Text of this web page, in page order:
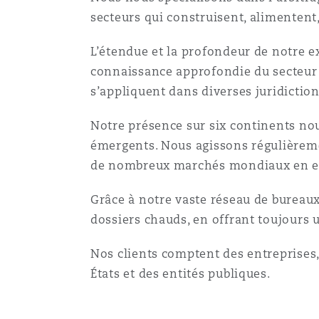
Couverture d’assurance
Entretien, réparation et
Droit aérien commercial
Droit réglementaire
Satellites et espace
Technologie,
Couverture d’assurance
Droit maritime
Risques politiques et crédit
Responsabilité du fabricant
produits
Glasgow, G1 Buildingsecteurs qui construisent,
L’étendue et la profondeur de notre
connaissance approfondie du
s’appliquent dans diverses
Notre présence sur six continents
émergents. Nous agissons
de nombreux marchés mondiaux en
Grâce à notre vaste réseau de
dossiers chauds, en offrant toujours
Nos clients comptent des
États et des entités publiques.